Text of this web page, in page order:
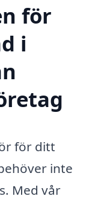
för
i
för ditt
inte
Med vår